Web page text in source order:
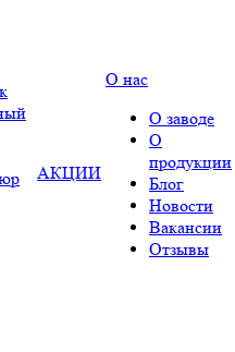
АКЦИИ
О нас
О заводе
О
продукции
Блог
Новости
Вакансии
Отзывы